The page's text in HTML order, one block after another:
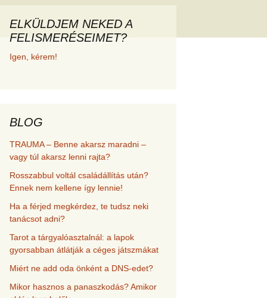
az új
és
ELKÜLDJEM NEKED A
FELISMERÉSEIMET?
Igen, kérem!
BLOG
TRAUMA – Benne akarsz maradni –
vagy túl akarsz lenni rajta?
Rosszabbul voltál családállítás után?
Ennek nem kellene így lennie!
Ha a férjed megkérdez, te tudsz neki
tanácsot adni?
Tarot a tárgyalóasztalnál: a lapok
gyorsabban átlátják a céges játszmákat
Miért ne add oda önként a DNS-edet?
Mikor hasznos a panaszkodás? Amikor